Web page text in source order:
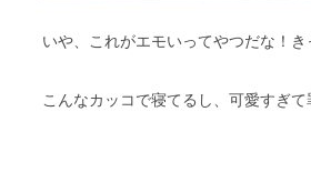
いや、これがエモいってやつだな！き
こんなカッコで寝てるし、可愛すぎて